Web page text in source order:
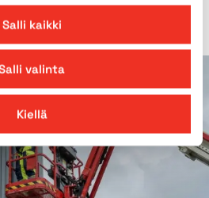
Salli kaikki
valinta
Kiellä